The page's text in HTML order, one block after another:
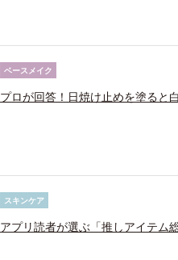
ベースメイク
プロが回答！日焼け止めを塗ると
スキンケア
アプリ読者が選ぶ「推しアイテム